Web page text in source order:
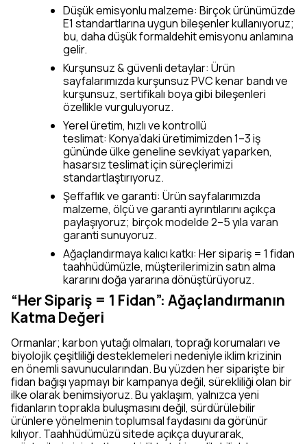
Düşük emisyonlu malzeme: Birçok ürünümüzde
E1 standartlarına uygun bileşenler kullanıyoruz;
bu, daha düşük formaldehit emisyonu anlamına
gelir.
Kurşunsuz & güvenli detaylar: Ürün
sayfalarımızda kurşunsuz PVC kenar bandı ve
kurşunsuz, sertifikalı boya gibi bileşenleri
özellikle vurguluyoruz.
Yerel üretim, hızlı ve kontrollü
teslimat: Konya’daki üretimimizden 1–3 iş
gününde ülke geneline sevkiyat yaparken,
hasarsız teslimat için süreçlerimizi
standartlaştırıyoruz.
Şeffaflık ve garanti: Ürün sayfalarımızda
malzeme, ölçü ve garanti ayrıntılarını açıkça
paylaşıyoruz; birçok modelde 2–5 yıla varan
garanti sunuyoruz.
Ağaçlandırmaya kalıcı katkı: Her sipariş = 1 fidan
taahhüdümüzle, müşterilerimizin satın alma
kararını doğa yararına dönüştürüyoruz.
“Her Sipariş = 1 Fidan”: Ağaçlandırmanın
Katma Değeri
Ormanlar; karbon yutağı olmaları, toprağı korumaları ve
biyolojik çeşitliliği desteklemeleri nedeniyle iklim krizinin
en önemli savunucularından. Bu yüzden her siparişte bir
fidan bağışı yapmayı bir kampanya değil, sürekliliği olan bir
ilke olarak benimsiyoruz. Bu yaklaşım, yalnızca yeni
fidanların toprakla buluşmasını değil, sürdürülebilir
ürünlere yönelmenin toplumsal faydasını da görünür
kılıyor. Taahhüdümüzü sitede açıkça duyurarak,